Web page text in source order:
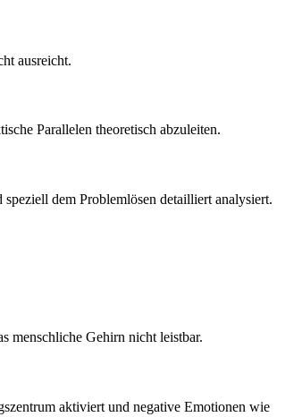
ausreicht.
Parallelen theoretisch abzuleiten.
dem Problemlösen detailliert analysiert.
menschliche Gehirn nicht leistbar.
aktiviert und negative Emotionen wie